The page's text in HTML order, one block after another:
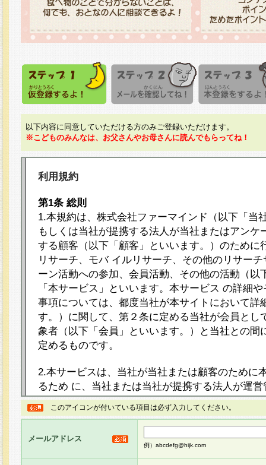
以下内容に同意していただける方のみご登録いただけます。
※こどものみんなは、お父さんやお母さんに読んでもらってね！
利用規約
第1条 総則
1.本規約は、株式会社ファーマインド（以下「当
もしくは当社が提携する法人が当社またはアンケ
する顧客（以下「顧客」といいます。）のために
リサーチ、モバ イルリサーチ、その他のリサー
ーン活動への参加、会員活動、その他の活動（以
「本サービス」といいます。本サービス の詳細
事項については、都度当社が本サイトにおいて詳
す。）に関して、第２条に定める当社が会員とし
象者（以下「会員」といいます。）と当社との間
定めるものです。
2.本サービスは、当社が当社または顧客のために
るため に、当社または当社が提携する法人が運
ト（以下「本サイト」といいます。）上に本サー
ージを設け、会員がアンケー ト調査に回答する
し、その結果を当社が集計・分析その他の利用を
るものです。なお、本サービスは、それぞれの目
員に対して本サービスの依頼を行うこともあり、
このアイコンが付いている項目は必ず入力してください。
メールアドレス
例）abcdefg@hijk.com